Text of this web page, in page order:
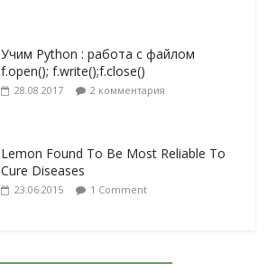
Учим Python : работа с файлом
f.open(); f.write();f.close()
28.08.2017 2 комментария
Lemon Found To Be Most Reliable To
Cure Diseases
23.06.2015 1 Comment